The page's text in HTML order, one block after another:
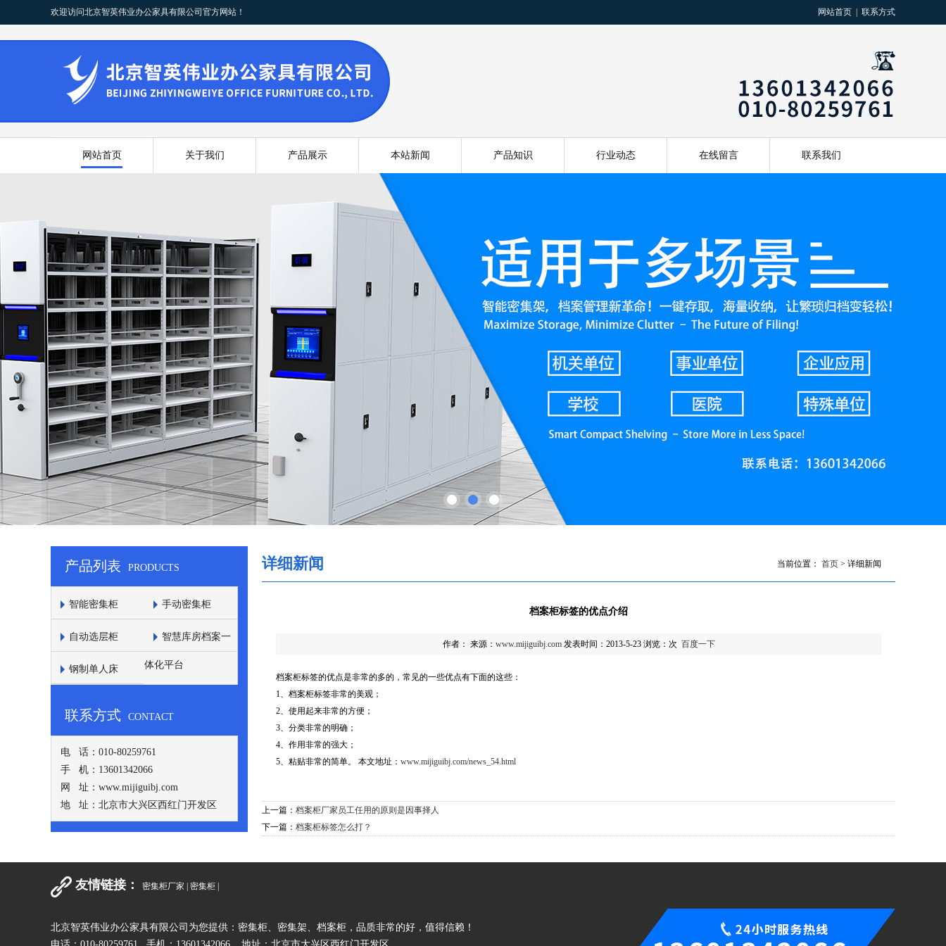
欢迎访问北京智英伟业办公家具有限公司官方网站！ 网站首页 联系方式
网站首页 关于我们 产品展示 本站新闻 产品知识 行业动态 在线留言 联系我们
产品列表 PRODUCTS
智能密集柜 手动密集柜
自动选层柜 智慧库房档案一
体化平台
钢制单人床
联系方式 CONTACT
电 话：010-80259761
手 机：13601342066
网 址：www.mijiguibj.com
地 址：北京市大兴区西红门开发区
详细新闻 当前位置： 首页 > 详细新闻
档案柜标签的优点介绍
作者： 来源： www.mijiguibj.com发表时间：2013-5-23 浏览： 次 百度一下
档案柜标签的优点是非常的多的，常见的一些优点有下面的这些：
1、档案柜标签非常的美观；
2、使用起来非常的方便；
3、分类非常的明确；
4、作用非常的强大；
5、粘贴非常的简单。 本文地址： www.mijiguibj.com/news_54.html
上一篇： 档案柜厂家员工任用的原则是因事择人
下一篇： 档案柜标签怎么打？
友情链接： 密集柜厂家 密集柜
北京智英伟业办公家具有限公司为您提供：密集柜、密集架、档案柜，品质非常的好，值得信赖！